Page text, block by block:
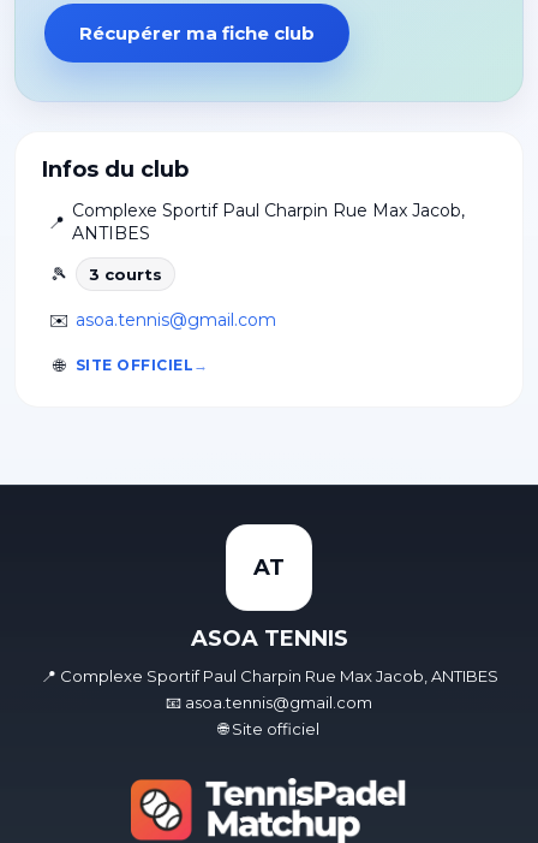
Infos du club
📍
Complexe Sportif Paul Charpin Rue Max Jacob,
ANTIBES
🎾
3 courts
✉️ asoa.tennis@gmail.com
🌐 SITE OFFICIEL
Récupérer ma fiche club
AT
ASOA TENNIS
📍 Complexe Sportif Paul Charpin Rue Max Jacob, ANTIBES
📧 asoa.tennis@gmail.com
🌐 Site officiel